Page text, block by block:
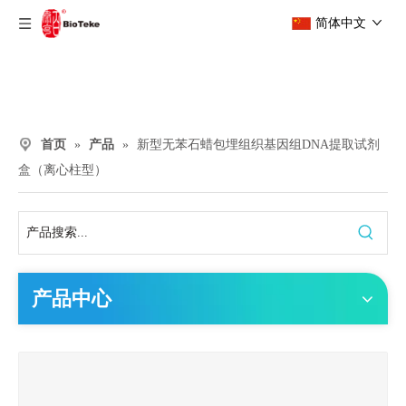
简体中文
首页 » 产品 »
新型无苯石蜡包埋组织基因组DNA提取试剂
盒（离心柱型）
产品中心